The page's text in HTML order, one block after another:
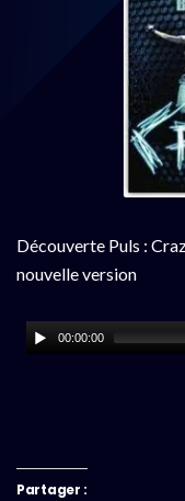
Découverte Puls :
nouvelle version
00:00:00
Partager :